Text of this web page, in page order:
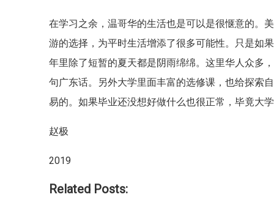
在学习之余，温哥华的生活也是可以是很惬意的。
游的选择，为平时生活增添了很多可能性。只是如
年里除了短暂的夏天都是阴雨绵绵。这里华人众多
句广东话。另外大学里面丰富的选修课，也给探索
易的。如果毕业还没想好做什么也很正常，毕竟大
赵极
2019
Related Posts: